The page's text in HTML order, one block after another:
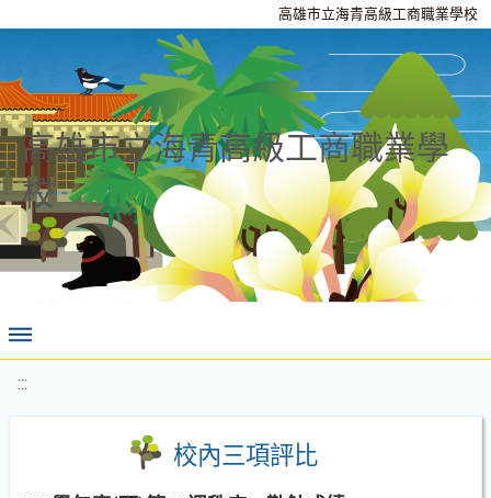
高雄市立海青高級工商職業學校
高雄市立海青高級工商職業學
校
:::
校內三項評比